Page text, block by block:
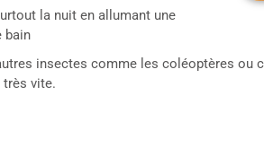
la nuit en allumant une
bain
insectes comme les coléoptères
très vite.